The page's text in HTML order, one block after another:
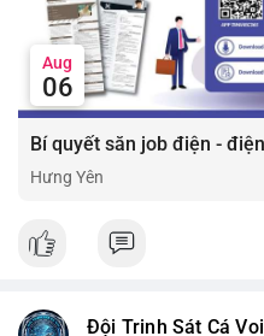
Aug
06
Hưng Yên
Đội Trinh Sát Cá Voi